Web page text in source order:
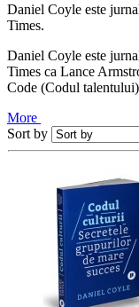
Daniel Coyle este
Times.
Daniel Coyle este
Times ca Lance
Code (Codul
More
Sort by